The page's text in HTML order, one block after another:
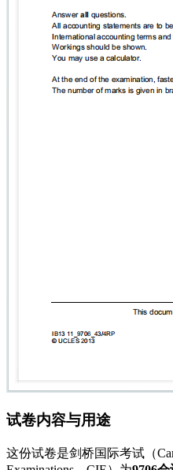
试卷内容与用途
这份试卷是剑桥国际考试（